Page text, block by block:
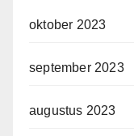
oktober 2023
september 2023
augustus 2023